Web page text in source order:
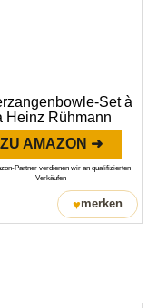
Set à
Heinz Rühmann
ZU AMAZON ➜
Partner verdienen wir an qualifizierten
Verkäufen
♥merken